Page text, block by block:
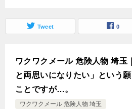
Tweet 0
ワクワクメール 危険人物 埼玉
と両思いになりたい」という
ことですが…。
ワクワクメール 危険人物 埼玉